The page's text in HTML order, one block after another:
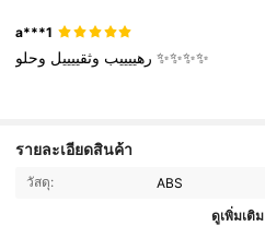
a***1
رهييييب وثقييييل وحلو✨✨✨✨
รายละเอียดสินค้า
วัสดุ: ABS
ดูเพิ่มเติม
2.6K ผู้ติดตาม